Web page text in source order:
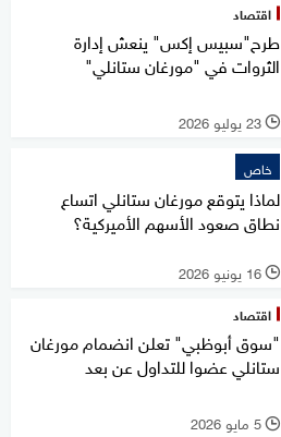
اقتصاد
طرح"سبيس إكس" ينعش إدارة
الثروات في "مورغان ستانلي"
l 23 يوليو 2026
خاص
لماذا يتوقع مورغان ستانلي اتساع
نطاق صعود الأسهم الأميركية؟
l 16 يونيو 2026
اقتصاد
"سوق أبوظبي" تعلن انضمام مورغان
ستانلي عضوا للتداول عن بعد
l 5 مايو 2026